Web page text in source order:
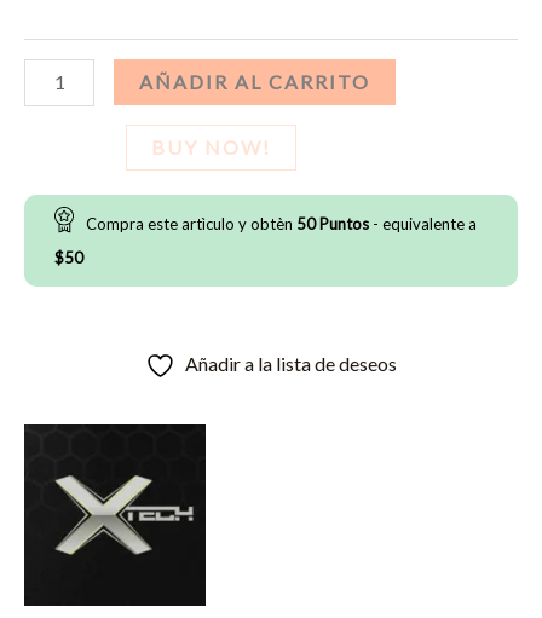
Back-
plate
Mold
AÑADIR AL CARRITO
BUY NOW!
Compra este artìculo y obtèn 50Puntos - equivalente a
$50
Añadir a la lista de deseos